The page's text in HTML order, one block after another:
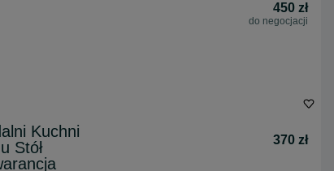
450 zł
do negocjacji
Kuchni
Stół
370 zł